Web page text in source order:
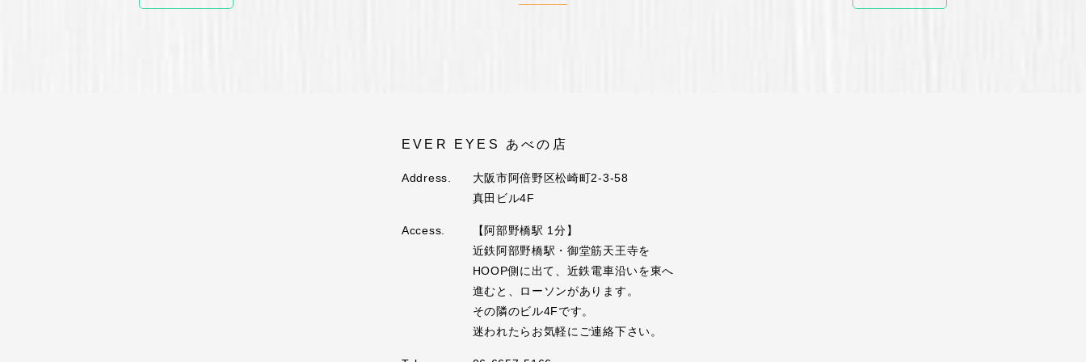
EVER EYES あべの店
Address.
大阪市阿倍野区松崎町2-3-58
真田ビル4F
Access.
【阿部野橋駅 1分】
近鉄阿部野橋駅・御堂筋天王寺を
HOOP側に出て、近鉄電車沿いを東へ
進むと、ローソンがあります。
その隣のビル4Fです。
迷われたらお気軽にご連絡下さい。